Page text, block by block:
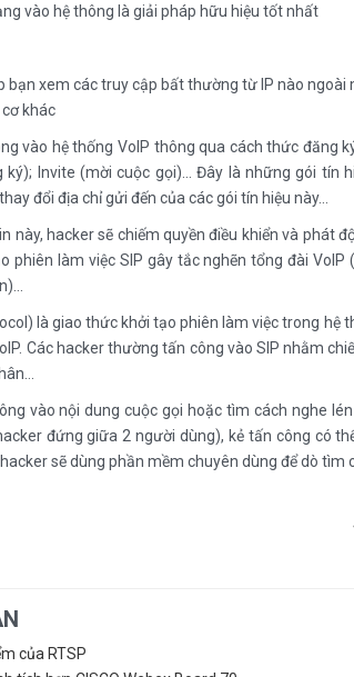
vào hệ thông là giải pháp hữu hiệu tốt nhất
bạn xem các truy cập bất thường từ IP nào
khác
vào hệ thống VoIP thông qua cách thức đăng
ký); Invite (mời cuộc gọi)… Đây là những gói tín
đổi địa chỉ gửi đến của các gói tín hiệu này…
này, hacker sẽ chiếm quyền điều khiển và phát
phiên làm việc SIP gây tắc nghẽn tổng đài
là giao thức khởi tạo phiên làm việc trong hệ
Các hacker thường tấn công vào SIP nhằm
vào nội dung cuộc gọi hoặc tìm cách nghe
đứng giữa 2 người dùng), kẻ tấn công có
sẽ dùng phần mềm chuyên dùng để dò tìm
của RTSP